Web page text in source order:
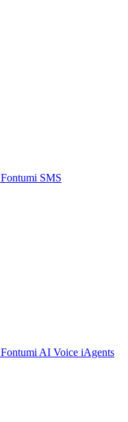
Fontumi SMS
Fontumi AI Voice iAgents